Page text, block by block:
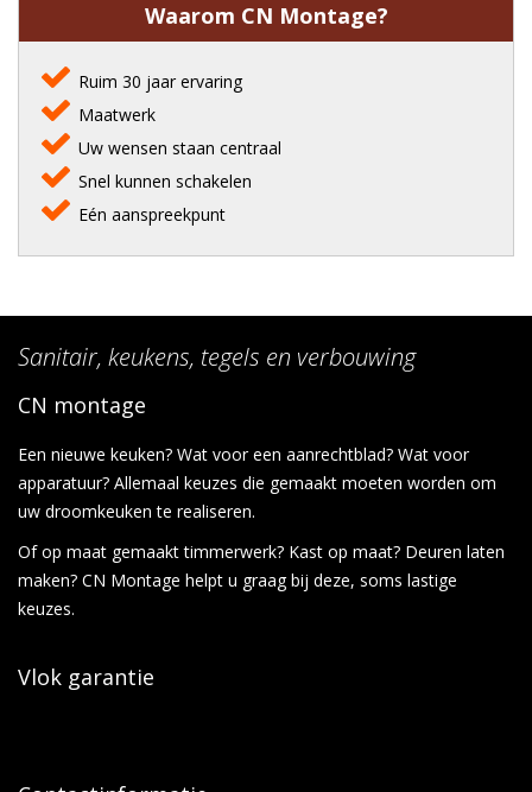
Waarom CN Montage?
Ruim 30 jaar ervaring
Maatwerk
Uw wensen staan centraal
Snel kunnen schakelen
Eén aanspreekpunt
Sanitair, keukens, tegels en verbouwing
CN montage
Een nieuwe keuken? Wat voor een aanrechtblad? Wat voor
apparatuur? Allemaal keuzes die gemaakt moeten worden om
uw droomkeuken te realiseren.
Of op maat gemaakt timmerwerk? Kast op maat? Deuren laten
maken? CN Montage helpt u graag bij deze, soms lastige
keuzes.
Vlok garantie